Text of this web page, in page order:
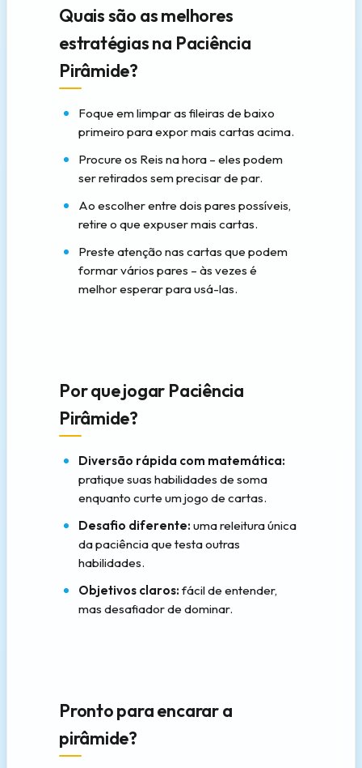
Quais são as melhores
estratégias na Paciência
Pirâmide?
Foque em limpar as fileiras de baixo
primeiro para expor mais cartas acima.
Procure os Reis na hora – eles podem
ser retirados sem precisar de par.
Ao escolher entre dois pares possíveis,
retire o que expuser mais cartas.
Preste atenção nas cartas que podem
formar vários pares – às vezes é
melhor esperar para usá-las.
Por que jogar Paciência
Pirâmide?
Diversão rápida com matemática:
pratique suas habilidades de soma
enquanto curte um jogo de cartas.
Desafio diferente: uma releitura única
da paciência que testa outras
habilidades.
Objetivos claros: fácil de entender,
mas desafiador de dominar.
Pronto para encarar a
pirâmide?